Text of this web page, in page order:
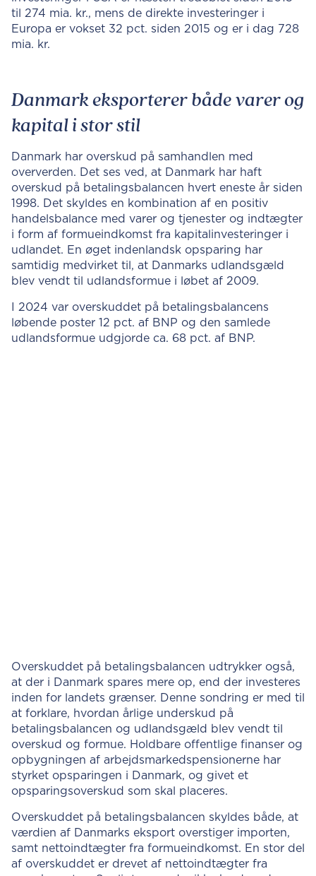
til 274 mia. kr., mens de direkte investeringer i
Europa er vokset 32 pct. siden 2015 og er i dag 728
mia. kr.
Danmark eksporterer både varer og
kapital i stor stil
Danmark har overskud på samhandlen med
oververden. Det ses ved, at Danmark har haft
overskud på betalingsbalancen hvert eneste år siden
1998. Det skyldes en kombination af en positiv
handelsbalance med varer og tjenester og indtægter
i form af formueindkomst fra kapitalinvesteringer i
udlandet. En øget indenlandsk opsparing har
samtidig medvirket til, at Danmarks udlandsgæld
blev vendt til udlandsformue i løbet af 2009.
I 2024 var overskuddet på betalingsbalancens
løbende poster 12 pct. af BNP og den samlede
udlandsformue udgjorde ca. 68 pct. af BNP.
Overskuddet på betalingsbalancen udtrykker også,
at der i Danmark spares mere op, end der investeres
inden for landets grænser. Denne sondring er med til
at forklare, hvordan årlige underskud på
betalingsbalancen og udlandsgæld blev vendt til
overskud og formue. Holdbare offentlige finanser og
opbygningen af arbejdsmarkedspensionerne har
styrket opsparingen i Danmark, og givet et
opsparingsoverskud som skal placeres.
Overskuddet på betalingsbalancen skyldes både, at
værdien af Danmarks eksport overstiger importen,
samt nettoindtægter fra formueindkomst. En stor del
af overskuddet er drevet af nettoindtægter fra